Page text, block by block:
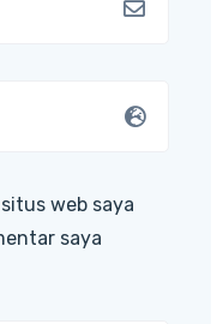
web saya
saya